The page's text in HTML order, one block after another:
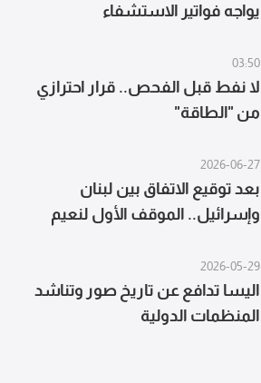
يواجه فواتير الاستشفاء
03:50
لا نفط قبل الفحص.. قرار احترازي
من "الطاقة"
2026-06-27
بعد توقيع الاتفاق بين لبنان
وإسرائيل.. الموقف الأول لنعيم
2026-05-29
اليسا تدافع عن تاريخ صور وتناشد
المنظمات الدولية